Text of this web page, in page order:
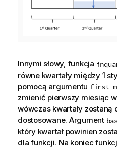
Innymi słowy, funkcja
równe kwartały między 1
pomocą argumentu
zmienić pierwszy miesiąc
wówczas kwartały zostaną
dostosowane. Argument
który kwartał powinien
dla funkcji. Na koniec